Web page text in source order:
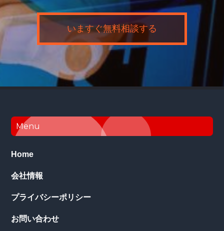
いますぐ無料相談する
Footer
Menu
Home
会社情報
プライバシーポリシー
お問い合わせ